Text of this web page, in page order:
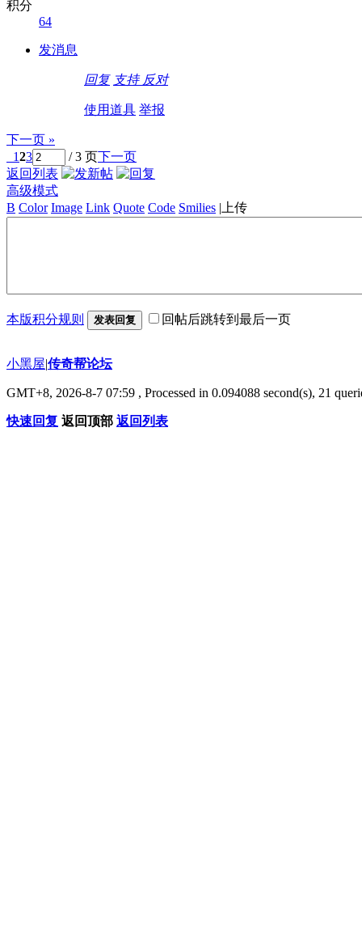
积分
64
发消息
回复 支持 反对
使用道具 举报
下一页 »
123 / 3 页下一页
返回列表
高级模式
B Color Image Link Quote Code Smilies | 上传
本版积分规则 发表回复 回帖后跳转到最后一页
小黑屋|传奇帮论坛
GMT+8, 2026-8-7 07:59 , Processed in 0.094088 second(s), 21
快速回复 返回顶部 返回列表